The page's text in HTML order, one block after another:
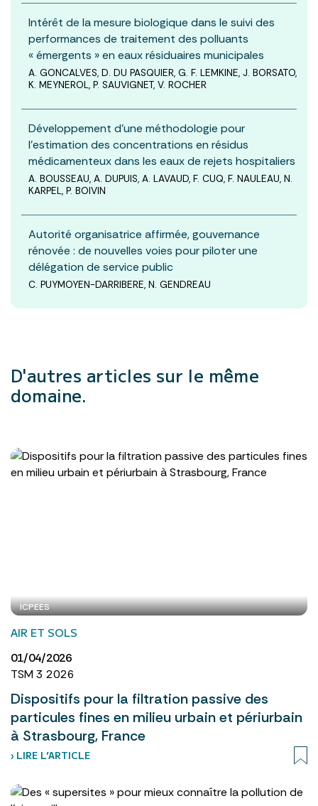
Intérêt de la mesure biologique dans le suivi des
performances de traitement des polluants
« émergents » en eaux résiduaires municipales
A. GONCALVES, D. DU PASQUIER, G. F. LEMKINE, J. BORSATO,
K. MEYNEROL, P. SAUVIGNET, V. ROCHER
Développement d’une méthodologie pour
l’estimation des concentrations en résidus
médicamenteux dans les eaux de rejets hospitaliers
A. BOUSSEAU, A. DUPUIS, A. LAVAUD, F. CUQ, F. NAULEAU, N.
KARPEL, P. BOIVIN
Autorité organisatrice affirmée, gouvernance
rénovée : de nouvelles voies pour piloter une
délégation de service public
C. PUYMOYEN-DARRIBERE, N. GENDREAU
D'autres articles sur le même
domaine.
ICPEES
AIR ET SOLS
01/04/2026
TSM 3 2026
Dispositifs pour la filtration passive des
particules fines en milieu urbain et périurbain
à Strasbourg, France
› LIRE L’ARTICLE